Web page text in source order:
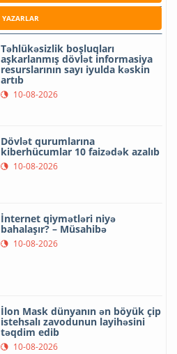
YAZARLAR
Təhlükəsizlik boşluqları
aşkarlanmış dövlət informasiya
resurslarının sayı iyulda kəskin
artıb
10-08-2026
Dövlət qurumlarına
kiberhücumlar 10 faizədək azalıb
10-08-2026
İnternet qiymətləri niyə
bahalaşır? – Müsahibə
10-08-2026
İlon Mask dünyanın ən böyük çip
istehsalı zavodunun layihəsini
təqdim edib
10-08-2026